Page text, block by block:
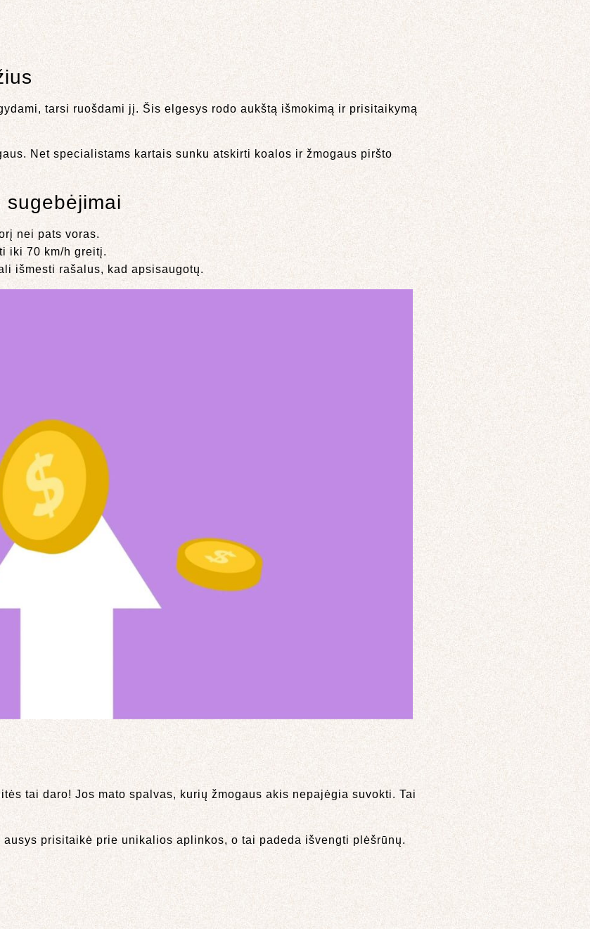
tarsi ruošdami jį. Šis elgesys rodo aukštą išmokimą ir prisitaikymą
Net specialistams kartais sunku atskirti koalos ir žmogaus piršto
nei pats voras.
iki 70 km/h greitį.
išmesti rašalus, kad apsisaugotų.
tai daro! Jos mato spalvas, kurių žmogaus akis nepajėgia suvokti. Tai
prisitaikė prie unikalios aplinkos, o tai padeda išvengti plėšrūnų.